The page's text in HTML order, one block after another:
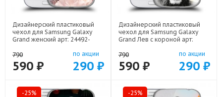
Дизайнерский пластиковый
чехол для Samsung Galaxy
Grand женский арт: 24492-
790
590 ₽
по акции
290 ₽
Дизайнерский пластиковый
чехол для Samsung Galaxy
Grand Лев с короной арт:
790
590 ₽
по акции
290 ₽
-25% -25%